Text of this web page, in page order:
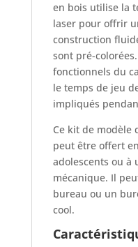
en bois utilise la
laser pour offrir
construction
sont pré-
fonctionnels du
le temps de jeu
impliqués
Ce kit de modèle
peut être offert
adolescents ou à
mécanique. Il
bureau ou un
cool.